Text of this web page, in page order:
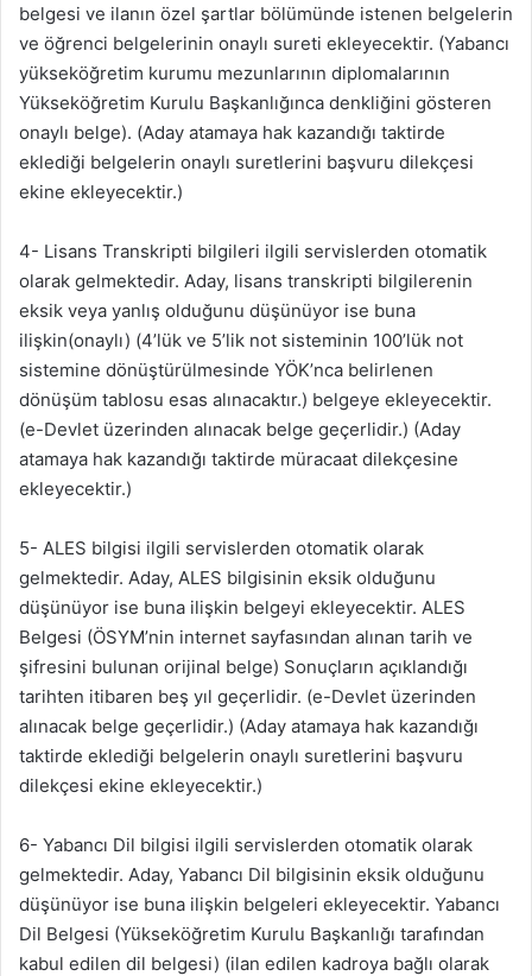
belgesi ve ilanın özel şartlar bölümünde istenen belgelerin
ve öğrenci belgelerinin onaylı sureti ekleyecektir. (Yabancı
yükseköğretim kurumu mezunlarının diplomalarının
Yükseköğretim Kurulu Başkanlığınca denkliğini gösteren
onaylı belge). (Aday atamaya hak kazandığı taktirde
eklediği belgelerin onaylı suretlerini başvuru dilekçesi
ekine ekleyecektir.)
4- Lisans Transkripti bilgileri ilgili servislerden otomatik
olarak gelmektedir. Aday, lisans transkripti bilgilerenin
eksik veya yanlış olduğunu düşünüyor ise buna
ilişkin(onaylı) (4’lük ve 5’lik not sisteminin 100’lük not
sistemine dönüştürülmesinde YÖK’nca belirlenen
dönüşüm tablosu esas alınacaktır.) belgeye ekleyecektir.
(e-Devlet üzerinden alınacak belge geçerlidir.) (Aday
atamaya hak kazandığı taktirde müracaat dilekçesine
ekleyecektir.)
5- ALES bilgisi ilgili servislerden otomatik olarak
gelmektedir. Aday, ALES bilgisinin eksik olduğunu
düşünüyor ise buna ilişkin belgeyi ekleyecektir. ALES
Belgesi (ÖSYM’nin internet sayfasından alınan tarih ve
şifresini bulunan orijinal belge) Sonuçların açıklandığı
tarihten itibaren beş yıl geçerlidir. (e-Devlet üzerinden
alınacak belge geçerlidir.) (Aday atamaya hak kazandığı
taktirde eklediği belgelerin onaylı suretlerini başvuru
dilekçesi ekine ekleyecektir.)
6- Yabancı Dil bilgisi ilgili servislerden otomatik olarak
gelmektedir. Aday, Yabancı Dil bilgisinin eksik olduğunu
düşünüyor ise buna ilişkin belgeleri ekleyecektir. Yabancı
Dil Belgesi (Yükseköğretim Kurulu Başkanlığı tarafından
kabul edilen dil belgesi) (ilan edilen kadroya bağlı olarak